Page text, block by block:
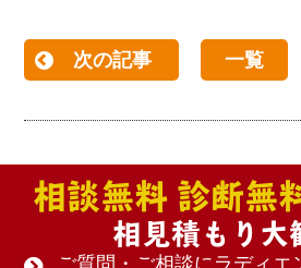
次の記事 一覧
相談無料 診断無
相見積もり大